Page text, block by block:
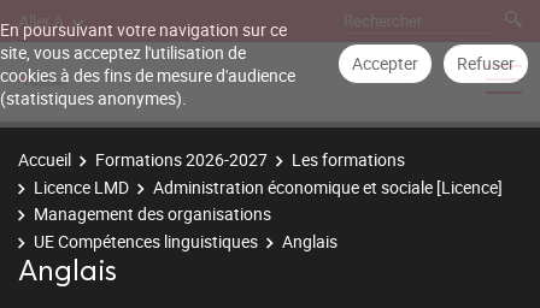
En poursuivant votre navigation sur ce
site, vous acceptez l'utilisation de
cookies à des fins de mesure d'audience
(statistiques anonymes).
Accepter Refuser
Aller à
Accueil Formations 2026-2027
Les formations
Licence LMD
Administration économique et sociale [Licence]
Management des organisations
UE Compétences linguistiques
Anglais
Anglais